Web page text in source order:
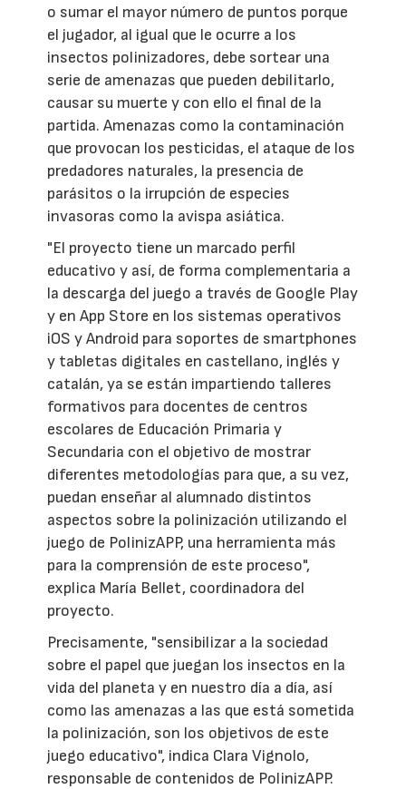
o sumar el mayor número de puntos porque
el jugador, al igual que le ocurre a los
insectos polinizadores, debe sortear una
serie de amenazas que pueden debilitarlo,
causar su muerte y con ello el final de la
partida. Amenazas como la contaminación
que provocan los pesticidas, el ataque de los
predadores naturales, la presencia de
parásitos o la irrupción de especies
invasoras como la avispa asiática.
"El proyecto tiene un marcado perfil
educativo y así, de forma complementaria a
la descarga del juego a través de Google Play
y en App Store en los sistemas operativos
iOS y Android para soportes de smartphones
y tabletas digitales en castellano, inglés y
catalán, ya se están impartiendo talleres
formativos para docentes de centros
escolares de Educación Primaria y
Secundaria con el objetivo de mostrar
diferentes metodologías para que, a su vez,
puedan enseñar al alumnado distintos
aspectos sobre la polinización utilizando el
juego de PolinizAPP, una herramienta más
para la comprensión de este proceso",
explica María Bellet, coordinadora del
proyecto.
Precisamente, "sensibilizar a la sociedad
sobre el papel que juegan los insectos en la
vida del planeta y en nuestro día a día, así
como las amenazas a las que está sometida
la polinización, son los objetivos de este
juego educativo", indica Clara Vignolo,
responsable de contenidos de PolinizAPP.